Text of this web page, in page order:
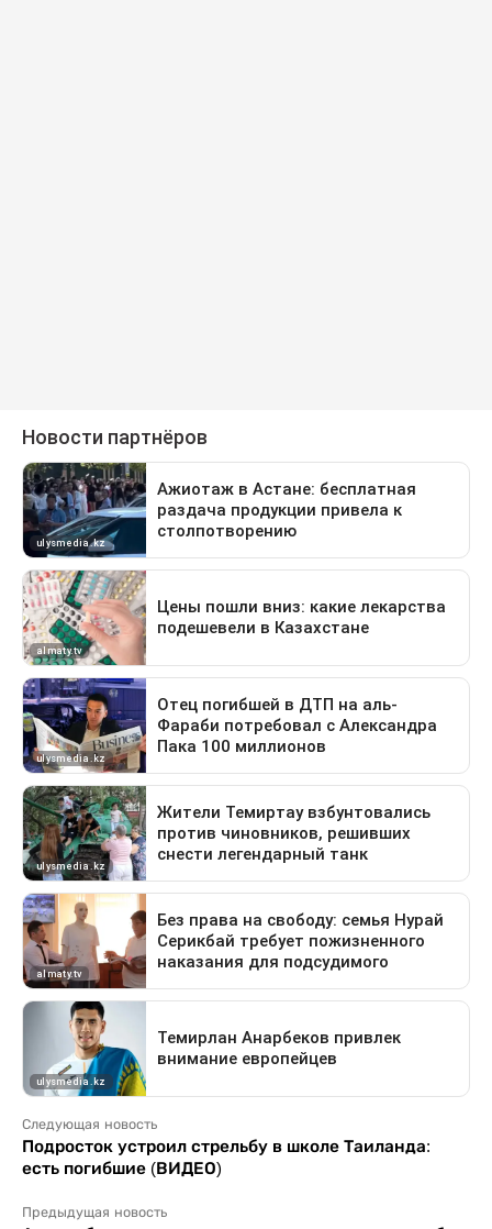
Следующая новость
Подросток устроил стрельбу в школе Таиланда:
есть погибшие (ВИДЕО)
Предыдущая новость